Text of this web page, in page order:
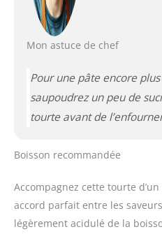
Mon astuce de chef
Pour une pâte encore
saupoudrez un peu de
tourte avant de
Boisson recommandée
Accompagnez cette tourte
accord parfait entre les
légèrement acidulé de la